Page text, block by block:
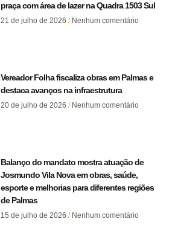
praça com área de lazer na Quadra 1503 Sul
21 de julho de 2026 Nenhum comentário
Vereador Folha fiscaliza obras em Palmas e
destaca avanços na infraestrutura
20 de julho de 2026 Nenhum comentário
Balanço do mandato mostra atuação de
Josmundo Vila Nova em obras, saúde,
esporte e melhorias para diferentes regiões
de Palmas
15 de julho de 2026 Nenhum comentário